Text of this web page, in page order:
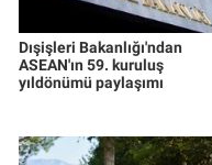
Dışişleri Bakanlığı'ndan
ASEAN'ın 59. kuruluş
yıldönümü paylaşımı